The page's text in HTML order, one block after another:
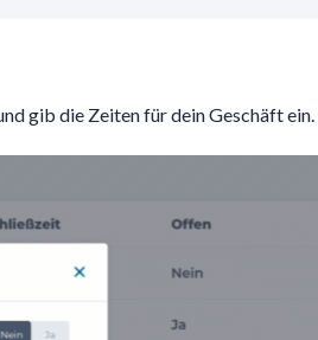
gib die Zeiten für dein Geschäft ein.